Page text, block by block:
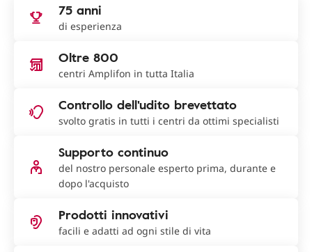
75 anni
di esperienza
Oltre 800
centri Amplifon in tutta Italia
Controllo dell'udito brevettato
svolto gratis in tutti i centri da ottimi specialisti
Supporto continuo
del nostro personale esperto prima, durante e
dopo l'acquisto
Prodotti innovativi
facili e adatti ad ogni stile di vita